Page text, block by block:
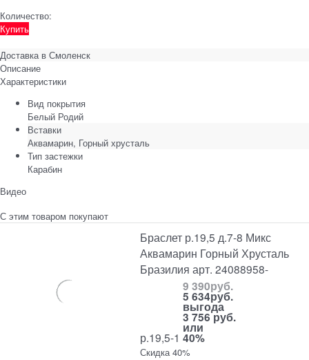
Количество:
Купить
Доставка в Смоленск
Описание
Характеристики
Вид покрытия
Белый Родий
Вставки
Аквамарин, Горный хрусталь
Тип застежки
Карабин
Видео
С этим товаром покупают
Браслет р.19,5 д.7-8 Микс
Аквамарин Горный Хрусталь
Бразилия арт. 24088958-
р.19,5-1
9 390руб.
5 634руб.
выгода
3 756 руб.
или
40%
Скидка 40%